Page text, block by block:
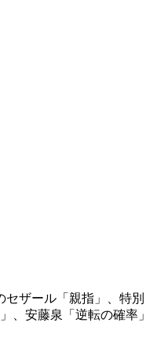
ザール「親指」、特別
、安藤泉「逆転の確率」